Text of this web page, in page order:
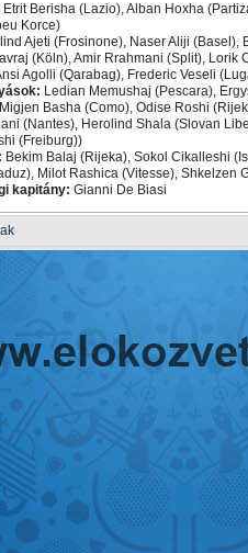
Etrit Berisha (Lazio), Alban Hoxha
Korce)
Ajeti (Frosinone), Naser Aliji (Basel),
(Köln), Amir Rrahmani (Split), Lorik
Agolli (Qarabag), Frederic Veseli
Ledian Memushaj (Pescara),
Basha (Como), Odise Roshi
(Nantes), Herolind Shala (Slovan
(Freiburg))
Bekim Balaj (Rijeka), Sokol Cikalleshi
Milot Rashica (Vitesse), Shkelzen
kapitány: Gianni De Biasi